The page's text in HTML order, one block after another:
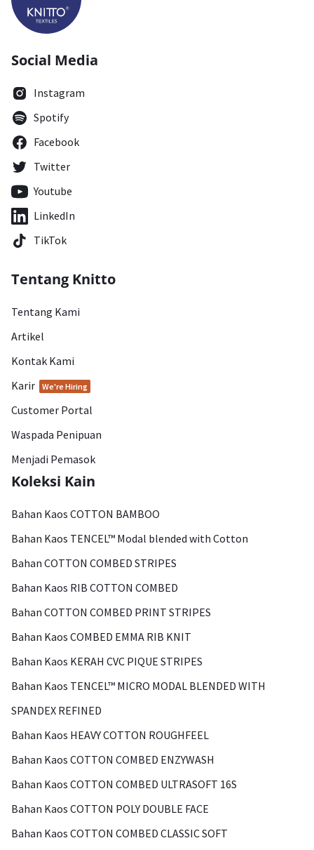
Social Media
Instagram
Spotify
Facebook
Twitter
Youtube
LinkedIn
TikTok
Tentang Knitto
Tentang Kami
Artikel
Kontak Kami
Karir
We're Hiring
Customer Portal
Waspada Penipuan
Menjadi Pemasok
Koleksi Kain
Bahan Kaos COTTON BAMBOO
Bahan Kaos TENCEL™ Modal blended with Cotton
Bahan COTTON COMBED STRIPES
Bahan Kaos RIB COTTON COMBED
Bahan COTTON COMBED PRINT STRIPES
Bahan Kaos COMBED EMMA RIB KNIT
Bahan Kaos KERAH CVC PIQUE STRIPES
Bahan Kaos TENCEL™ MICRO MODAL BLENDED WITH
SPANDEX REFINED
Bahan Kaos HEAVY COTTON ROUGHFEEL
Bahan Kaos COTTON COMBED ENZYWASH
Bahan Kaos COTTON COMBED ULTRASOFT 16S
Bahan Kaos COTTON POLY DOUBLE FACE
Bahan Kaos COTTON COMBED CLASSIC SOFT